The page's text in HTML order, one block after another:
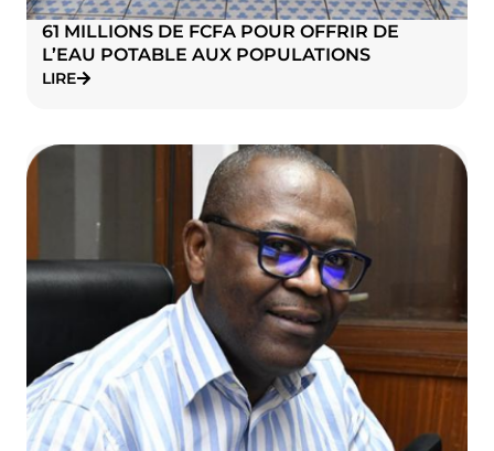
61 MILLIONS DE FCFA POUR OFFRIR DE
L’EAU POTABLE AUX POPULATIONS
LIRE